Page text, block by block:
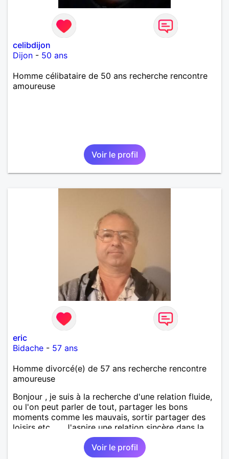
celibdijon
Dijon - 50 ans
Homme célibataire de 50 ans recherche rencontre
amoureuse
Voir le profil
eric
Bidache - 57 ans
Homme divorcé(e) de 57 ans recherche rencontre
amoureuse
Bonjour , je suis à la recherche d'une relation fluide,
ou l'on peut parler de tout, partager les bons
moments comme les mauvais, sortir partager des
loisirs etc.... . J'aspire une relation sincère dans la
Voir le profil